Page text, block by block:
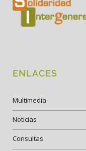
ENLACES
Multimedia
Noticias
Consultas